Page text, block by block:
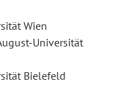
Wien
Universität
Bielefeld